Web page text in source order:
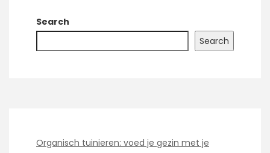
Search
Search
Organisch tuinieren: voed je gezin met je